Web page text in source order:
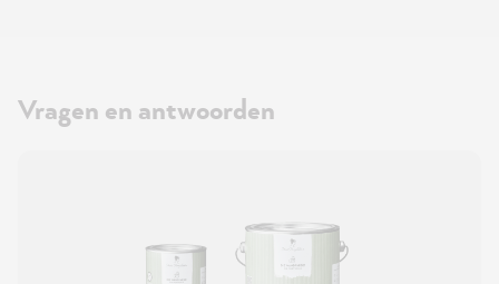
Vragen en antwoorden